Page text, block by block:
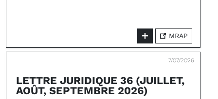
MRAP
7/07/2026
LETTRE JURIDIQUE 36 (JUILLET,
AOÛT, SEPTEMBRE 2026)